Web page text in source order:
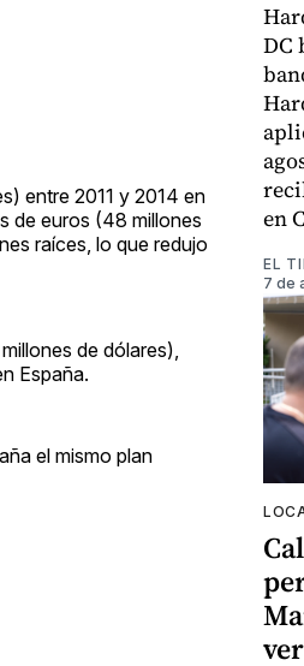
entre 2011 y 2014 en
de euros (48 millones
raíces, lo que redujo
de dólares),
España.
el mismo plan
DC
en
EL
7 de